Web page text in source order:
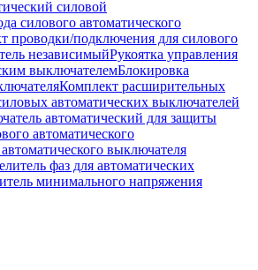
силовой
силового автоматического
проводки/подключения для силового
независимыйРукоятка управления
выключателемБлокировка
Комплект расширительных
автоматических выключателей
автоматический для защиты
автоматического
выключателя
фаз для автоматических
минимального напряжения